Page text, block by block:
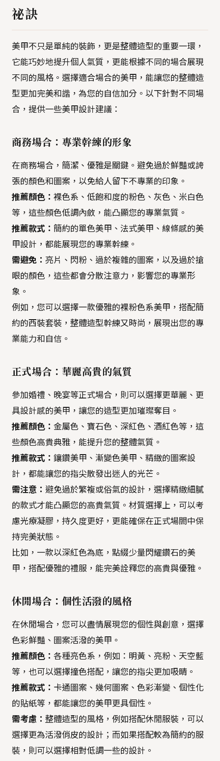
祕訣
美甲不只是單純的裝飾，更是整體造型的重要一環，
它能巧妙地提升個人氣質，更能根據不同的場合展現
不同的風格。選擇適合場合的美甲，能讓您的整體造
型更加完美和諧，為您的自信加分。以下針對不同場
合，提供一些美甲設計建議：
商務場合：專業幹練的形象
在商務場合，簡潔、優雅是關鍵。避免過於鮮豔或誇
張的顏色和圖案，以免給人留下不專業的印象。
推薦顏色： 裸色系、低飽和度的粉色、灰色、米白色
等，這些顏色低調內斂，能凸顯您的專業氣質。
推薦款式： 簡約的單色美甲、法式美甲、線條感的美
甲設計，都能展現您的專業幹練。
需避免： 亮片、閃粉、過於複雜的圖案，以及過於搶
眼的顏色，這些都會分散注意力，影響您的專業形
象。
例如，您可以選擇一款優雅的裸粉色系美甲，搭配簡
約的西裝套裝，整體造型幹練又時尚，展現出您的專
業能力和自信。
正式場合：華麗高貴的氣質
參加婚禮、晚宴等正式場合，則可以選擇更華麗、更
具設計感的美甲，讓您的造型更加璀璨奪目。
推薦顏色： 金屬色、寶石色、深紅色、酒紅色等，這
些顏色高貴典雅，能提升您的整體氣質。
推薦款式： 鑲鑽美甲、漸變色美甲、精緻的圖案設
計，都能讓您的指尖散發出迷人的光芒。
需注意： 避免過於繁複或俗氣的設計，選擇精緻細膩
的款式才能凸顯您的高貴氣質。材質選擇上，可以考
慮光療凝膠，持久度更好，更能確保在正式場閤中保
持完美狀態。
比如，一款以深紅色為底，點綴少量閃耀鑽石的美
甲，搭配優雅的禮服，能完美詮釋您的高貴與優雅。
休閒場合：個性活潑的風格
在休閒場合，您可以盡情展現您的個性與創意，選擇
色彩鮮豔、圖案活潑的美甲。
推薦顏色： 各種亮色系，例如：明黃、亮粉、天空藍
等，也可以選擇撞色搭配，讓您的指尖更加吸睛。
推薦款式： 卡通圖案、幾何圖案、色彩漸變、個性化
的貼紙等，都能讓您的美甲更具個性。
需考慮： 整體造型的風格，例如搭配休閒服裝，可以
選擇更為活潑俏皮的設計；而如果搭配較為簡約的服
裝，則可以選擇相對低調一些的設計。